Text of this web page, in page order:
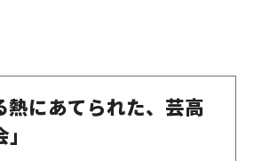
熱にあてられた、芸高